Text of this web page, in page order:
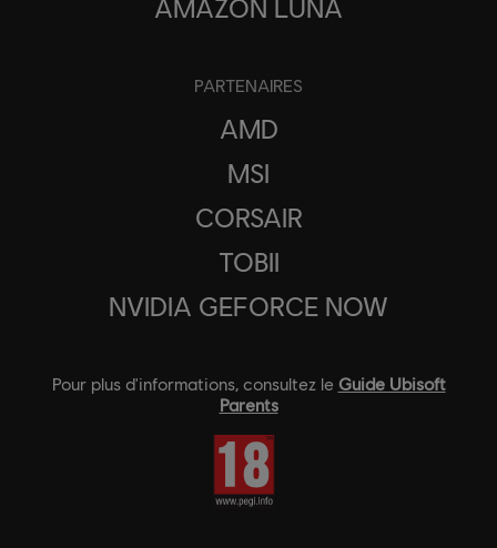
AMAZON LUNA
PARTENAIRES
AMD
MSI
CORSAIR
TOBII
NVIDIA GEFORCE NOW
Pour plus d'informations, consultez le Guide Ubisoft
Parents